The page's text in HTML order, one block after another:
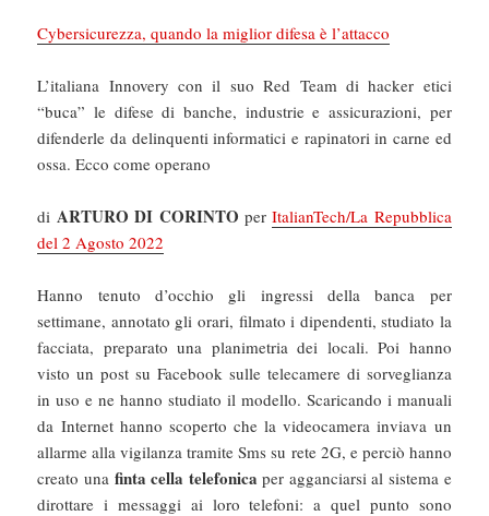
Cybersicurezza, quando la miglior difesa è l’attacco
L’italiana Innovery con il suo Red Team di hacker etici
“buca” le difese di banche, industrie e assicurazioni, per
difenderle da delinquenti informatici e rapinatori in carne ed
ossa. Ecco come operano
di ARTURO DI CORINTO perItalianTech/La Repubblica
del 2 Agosto 2022
Hanno tenuto d’occhio gli ingressi della banca per
settimane, annotato gli orari, filmato i dipendenti, studiato la
facciata, preparato una planimetria dei locali. Poi hanno
visto un post su Facebook sulle telecamere di sorveglianza
in uso e ne hanno studiato il modello. Scaricando i manuali
da Internet hanno scoperto che la videocamera inviava un
allarme alla vigilanza tramite Sms su rete 2G, e perciò hanno
creato una finta cella telefonica per agganciarsi al sistema e
dirottare i messaggi ai loro telefoni: a quel punto sono